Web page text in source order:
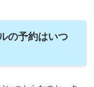
の予約はいつ